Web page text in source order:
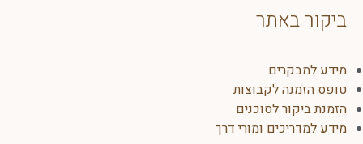
ביקור באתר
מידע למבקרים
טופס הזמנה לקבוצות
הזמנת ביקור לסוכנים
מידע למדריכים ומורי דרך